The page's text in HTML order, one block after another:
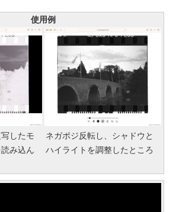
使用例
したモ
み込ん
ネガポジ反転し、シャドウと
ハイライトを調整したところ